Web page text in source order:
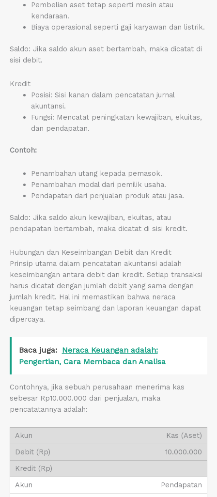
Pembelian aset tetap seperti mesin atau
kendaraan.
Biaya operasional seperti gaji karyawan dan listrik.
Saldo: Jika saldo akun aset bertambah, maka dicatat di
sisi debit.
Kredit
Posisi: Sisi kanan dalam pencatatan jurnal
akuntansi.
Fungsi: Mencatat peningkatan kewajiban, ekuitas,
dan pendapatan.
Contoh:
Penambahan utang kepada pemasok.
Penambahan modal dari pemilik usaha.
Pendapatan dari penjualan produk atau jasa.
Saldo: Jika saldo akun kewajiban, ekuitas, atau
pendapatan bertambah, maka dicatat di sisi kredit.
Hubungan dan Keseimbangan Debit dan Kredit
Prinsip utama dalam pencatatan akuntansi adalah
keseimbangan antara debit dan kredit. Setiap transaksi
harus dicatat dengan jumlah debit yang sama dengan
jumlah kredit. Hal ini memastikan bahwa neraca
keuangan tetap seimbang dan laporan keuangan dapat
dipercaya.
Baca juga:
Neraca Keuangan adalah:
Pengertian, Cara Membaca dan Analisa
Contohnya, jika sebuah perusahaan menerima kas
sebesar Rp10.000.000 dari penjualan, maka
pencatatannya adalah:
Kas (Aset)
10.000.000
Pendapatan